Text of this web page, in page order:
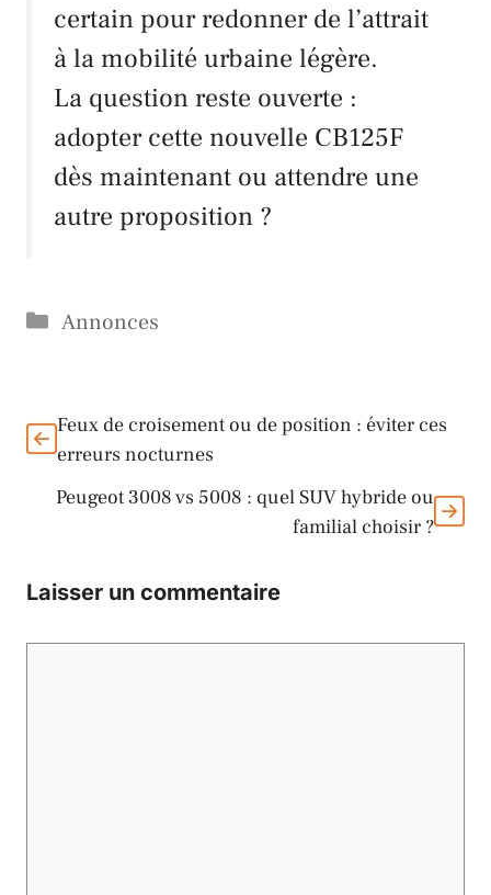
certain pour redonner de l’attrait
à la mobilité urbaine légère.
La question reste ouverte :
adopter cette nouvelle CB125F
dès maintenant ou attendre une
autre proposition ?
Catégories
Annonces
Feux de croisement ou de position : éviter ces
erreurs nocturnes
Peugeot 3008 vs 5008 : quel SUV hybride ou
familial choisir ?
Laisser un commentaire